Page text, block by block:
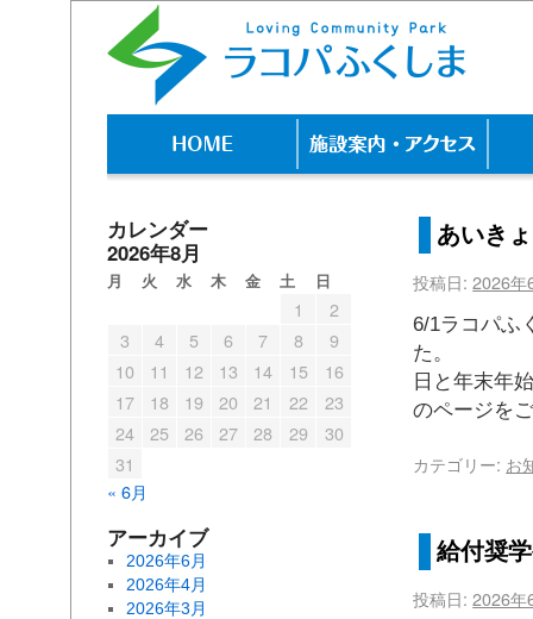
あいき
投稿日: 2026年
6/1ラコパふ
た。 営
日と年末
のページを
カテゴリー: お
給付奨
投稿日: 2026年
カレンダー
2026年8月
月 火 水 木 金 土 日
« 6月
1
2
3
4 5 6 7 8
9
10
11 12 13 14 15
16
17
18 19 20 21 22
23
24
25 26 27 28 29
30
31
アーカイブ
2026年6月
2026年4月
2026年3月